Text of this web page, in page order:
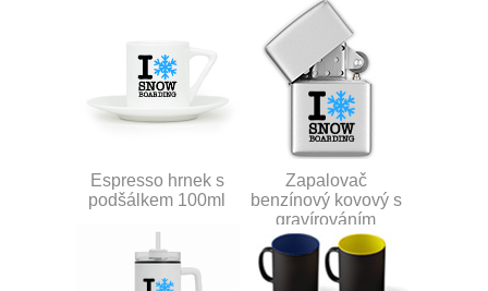
Espresso hrnek s
podšálkem 100ml
Zapalovač
benzínový kovový s
gravírováním